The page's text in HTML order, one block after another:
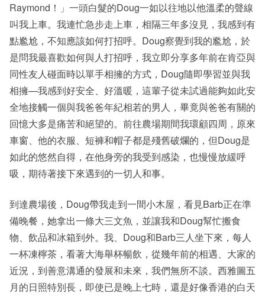
Raymond！」一頭白髮的Doug一如以往地以他溫柔的聲線
叫我上車。我連忙急步走上車，相隔三年多沒見，我感到有
點尷尬，不知應該如何打招呼。Doug察覺到我的尷尬，於
是問我最喜歡如何與人打招呼，我立即分享多年前在肯亞與
同性友人碰面時以單手相擁的方式，Doug隨即學習並與我
相擁—我感到好安全、好溫暖，這輩子從未試過能夠如此安
全地接觸一個與我爸爸年紀相若的男人，畢竟與爸爸有關的
回憶大多是痛苦和絕望的。前往農場期間我環顧四周，原來
車窗、他的衣服、短褲和帽子都是殘舊破爛的，但Doug是
如此的悠然自得，在他身旁的我受到感染，也慢慢放緩呼
吸，期待著接下來遇到的一切人和事。
到達農場後，Doug帶我走到一間小木屋，看見Barb正在準
備晚餐，她拿出一條大三文魚，並讓我和Doug幫忙搬食
物、飲品和冰箱到外。我、Doug和Barb三人坐下來，每人
一杯凍檸茶，看著大海舉杯暢飲，從幾年前的相遇、大家的
近況，到善意溝通的發展和未來，我們無所不談。西雅圖五
月的日照特別長，即使已是晚上七時，還是好像香港的白天